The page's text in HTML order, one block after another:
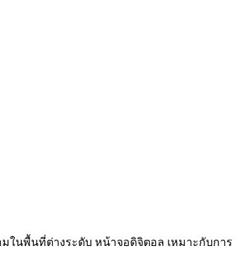
มในพื้นที่ต่างระดับ หน้าจอดิจิตอล เหมาะกับการ